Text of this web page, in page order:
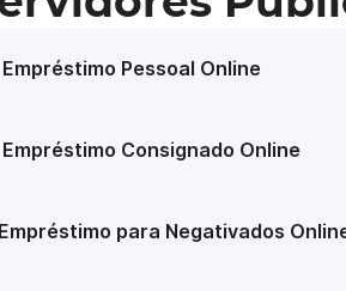
Empréstimo Pessoal Online
Empréstimo Consignado Online
Empréstimo para Negativados